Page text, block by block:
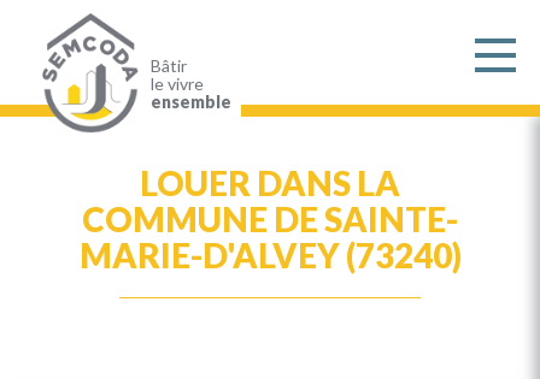
contenu
principal
Bâtir
le vivre
ensemble
LOUER DANS LA
COMMUNE DE SAINTE-
MARIE-D'ALVEY (73240)